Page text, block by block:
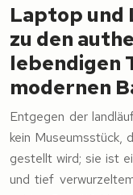
Laptop und
zu den
lebendigen
modernen
Entgegen der
kein Museumsstück,
gestellt wird; sie ist
und tief